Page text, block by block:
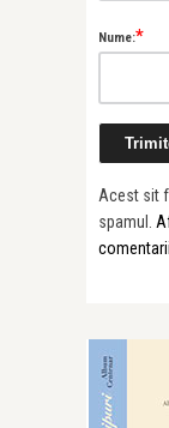
Nume:*
Acest sit
spamul.